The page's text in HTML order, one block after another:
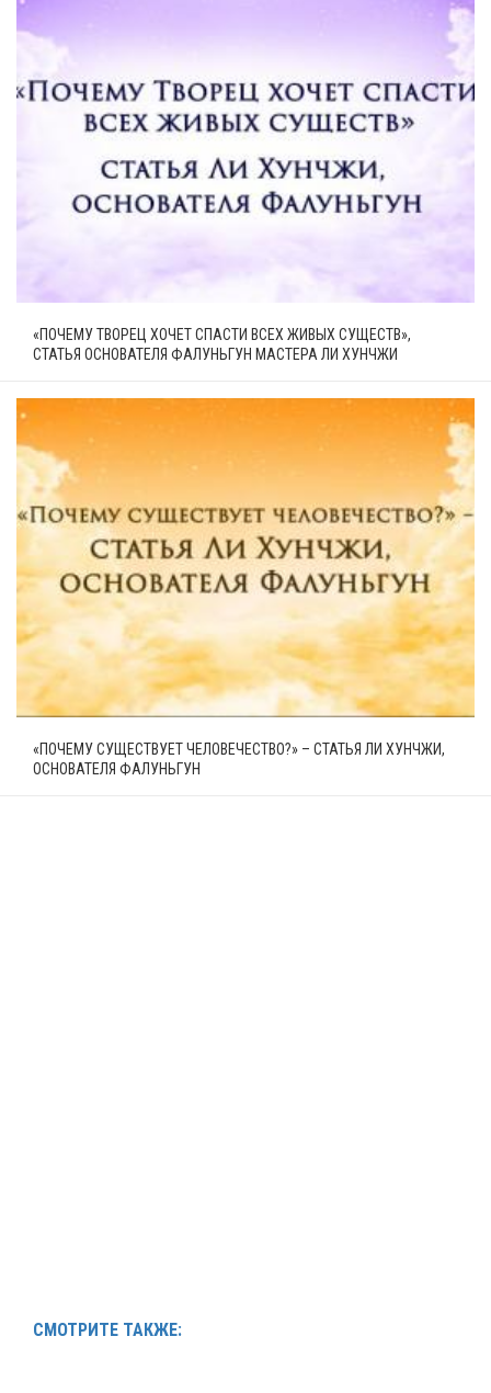
«ПОЧЕМУ ТВОРЕЦ ХОЧЕТ СПАСТИ ВСЕХ ЖИВЫХ СУЩЕСТВ»,
СТАТЬЯ ОСНОВАТЕЛЯ ФАЛУНЬГУН МАСТЕРА ЛИ ХУНЧЖИ
«ПОЧЕМУ СУЩЕСТВУЕТ ЧЕЛОВЕЧЕСТВО?» – СТАТЬЯ ЛИ ХУНЧЖИ,
ОСНОВАТЕЛЯ ФАЛУНЬГУН
СМОТРИТЕ ТАКЖЕ: